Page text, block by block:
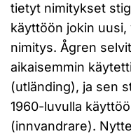
tietyt nimitykset
käyttöön jokin
nimitys. Ågren
aikaisemmin
(utländing), ja sen
1960-luvulla
(innvandrare).